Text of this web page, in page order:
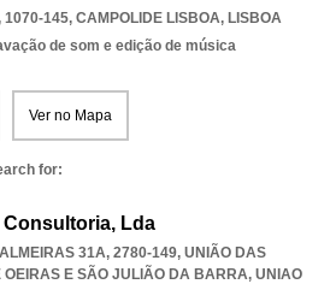
1070-145, CAMPOLIDE LISBOA, LISBOA
de som e edição de música
Ver no Mapa
for:
Consultoria, Lda
31A, 2780-149, UNIÃO DAS
OEIRAS E SÃO JULIÃO DA BARRA, UNIAO